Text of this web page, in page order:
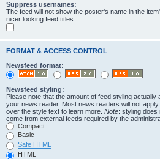
Suppress usernames:
The feed will not show the poster's name in the
nicer looking feed titles.
FORMAT & ACCESS CONTROL
Newsfeed format:
Newsfeed styling:
Please note that the amount of feed styling actually
your news reader. Most news readers will not
over the style text to learn more. Note: styling does
come from external feeds required by the
Compact
Basic
Safe HTML
HTML